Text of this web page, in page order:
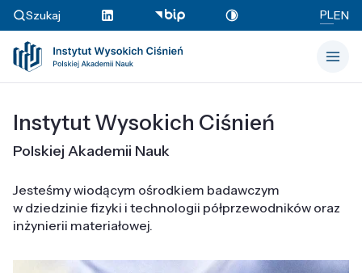
Szukaj PLEN
Instytut Wysokich Ciśnień
Polskiej Akademii Nauk
Jesteśmy wiodącym ośrodkiem badawczym
w dziedzinie fizyki i technologii półprzewodników oraz
inżynierii materiałowej.